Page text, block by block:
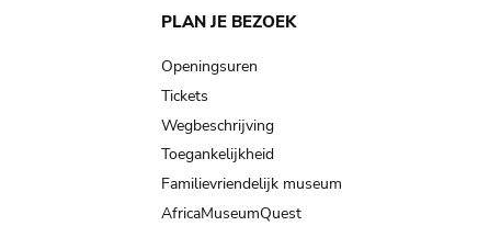
Main
navigation
PLAN JE BEZOEK
Openingsuren
Tickets
Wegbeschrijving
Toegankelijkheid
Familievriendelijk museum
AfricaMuseumQuest